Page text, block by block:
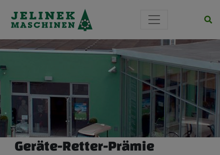
Geräte-Retter-Prämie